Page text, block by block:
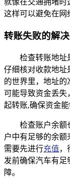
就像在交通拥堵时
这样可以避免在网
转账失败的解
检查转账地址
仔细核对收款地址
的世界里，地址
可能导致资金丢失
起转账,确保资金
检查账户余额
户中有足够的余额
需要先进行充值，
发前确保汽车有
障。